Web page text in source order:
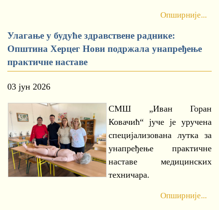
Опширније...
Улагање у будуће здравствене раднике:
Општина Херцег Нови подржала унапређење
практичне наставе
03 јун 2026
СМШ „Иван Горан
Ковачић“ јуче је уручена
специјализована лутка за
унапређење практичне
наставе медицинских
техничара.
Опширније...